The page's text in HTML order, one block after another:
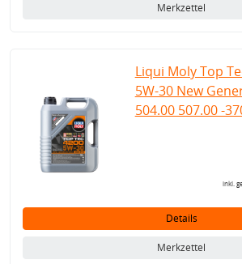
Merkzettel
Liqui Moly Top
5W-30 New
504.00 507.00 -
inkl.
Details
Merkzettel